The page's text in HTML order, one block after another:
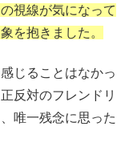
視線が気になって
を抱きました。
じることはなかっ
反対のフレンドリ
唯一残念に思った